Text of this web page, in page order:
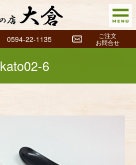
0594-22-1135
ご注文
お問合せ
kato02-6